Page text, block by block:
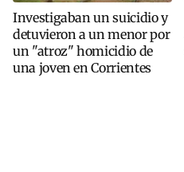
Investigaban un suicidio y
detuvieron a un menor por
un "atroz" homicidio de
una joven en Corrientes